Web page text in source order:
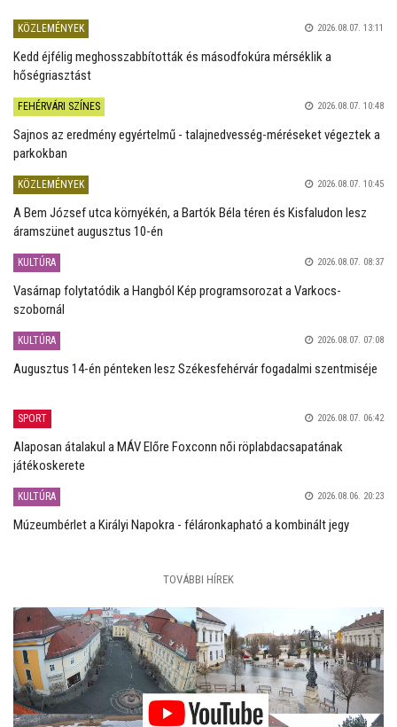
KÖZLEMÉNYEK 2026.08.07. 13:11
Kedd éjfélig meghosszabbították és másodfokúra mérséklik a
hőségriasztást
FEHÉRVÁRI SZÍNES 2026.08.07. 10:48
Sajnos az eredmény egyértelmű - talajnedvesség-méréseket végeztek a
parkokban
KÖZLEMÉNYEK 2026.08.07. 10:45
A Bem József utca környékén, a Bartók Béla téren és Kisfaludon lesz
áramszünet augusztus 10-én
KULTÚRA 2026.08.07. 08:37
Vasárnap folytatódik a Hangból Kép programsorozat a Varkocs-
szobornál
KULTÚRA 2026.08.07. 07:08
Augusztus 14-én pénteken lesz Székesfehérvár fogadalmi szentmiséje
SPORT 2026.08.07. 06:42
Alaposan átalakul a MÁV Előre Foxconn női röplabdacsapatának
játékoskerete
KULTÚRA 2026.08.06. 20:23
Múzeumbérlet a Királyi Napokra - féláronkapható a kombinált jegy
TOVÁBBI HÍREK